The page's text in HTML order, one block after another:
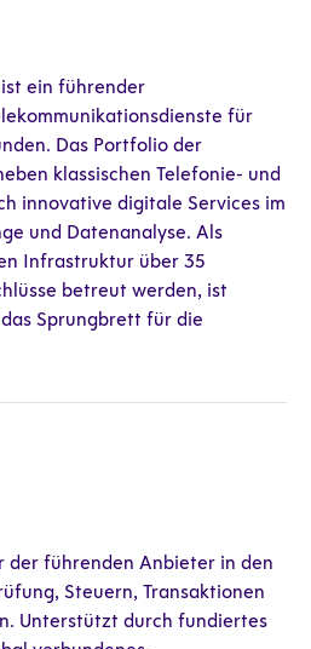
ein führender
für
Das Portfolio der
klassischen Telefonie- und
innovative digitale Services im
und Datenanalyse. Als
Infrastruktur über 35
betreut werden, ist
Sprungbrett für die
der führenden Anbieter in den
Steuern, Transaktionen
Unterstützt durch fundiertes